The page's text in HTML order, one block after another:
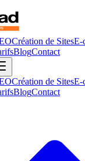
Création de SitesE-
BlogContact
Création de SitesE-
BlogContact